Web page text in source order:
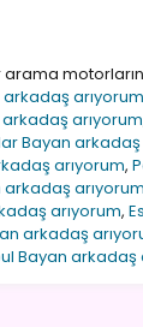
arıyorum
arıyorum
Bayan arkadaş
arıyorum,
arkadaş arıyorum
arıyorum,
arkadaş
Bayan arkadaş